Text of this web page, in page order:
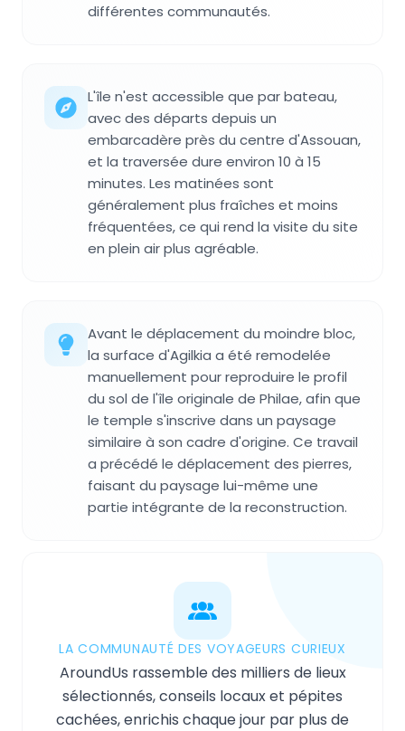
différentes communautés.
L'île n'est accessible que par bateau,
avec des départs depuis un
embarcadère près du centre d'Assouan,
et la traversée dure environ 10 à 15
minutes. Les matinées sont
généralement plus fraîches et moins
fréquentées, ce qui rend la visite du site
en plein air plus agréable.
Avant le déplacement du moindre bloc,
la surface d'Agilkia a été remodelée
manuellement pour reproduire le profil
du sol de l'île originale de Philae, afin que
le temple s'inscrive dans un paysage
similaire à son cadre d'origine. Ce travail
a précédé le déplacement des pierres,
faisant du paysage lui-même une
partie intégrante de la reconstruction.
LA COMMUNAUTÉ DES VOYAGEURS CURIEUX
AroundUs rassemble des milliers de lieux
sélectionnés, conseils locaux et pépites
cachées, enrichis chaque jour par plus de